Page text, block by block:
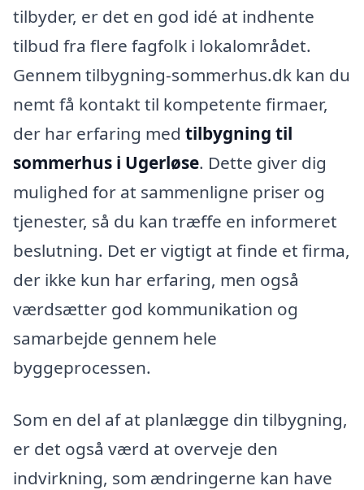
tilbyder, er det en god idé at indhente
tilbud fra flere fagfolk i lokalområdet.
Gennem tilbygning-sommerhus.dk kan du
nemt få kontakt til kompetente firmaer,
der har erfaring med tilbygning til
sommerhus i Ugerløse. Dette giver dig
mulighed for at sammenligne priser og
tjenester, så du kan træffe en informeret
beslutning. Det er vigtigt at finde et firma,
der ikke kun har erfaring, men også
værdsætter god kommunikation og
samarbejde gennem hele
byggeprocessen.
Som en del af at planlægge din tilbygning,
er det også værd at overveje den
indvirkning, som ændringerne kan have